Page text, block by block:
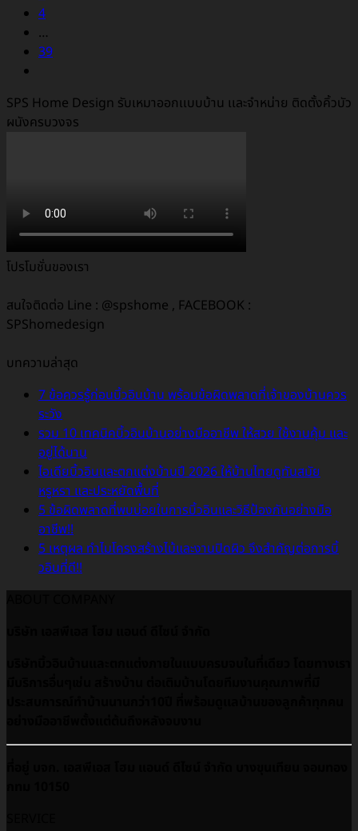
4
…
39
SPS Home Design รับเหมาออกเเบบบ้าน เเละจำหน่าย ติดตั้งคิ้วบัว
ผนังครบวงจร
โปรโมชั่นของเรา
สนใจติดต่อ Line : @spshome , FACEBOOK :
SPShomedesign
บทความล่าสุด
7 ข้อควรรู้ก่อนบิ้วอินบ้าน พร้อมข้อผิดพลาดที่เจ้าของบ้านควร
ระวัง
รวม 10 เทคนิคบิ้วอินบ้านอย่างมืออาชีพ ให้สวย ใช้งานคุ้ม และ
อยู่ได้นาน
ไอเดียบิ้วอินและตกแต่งบ้านปี 2026 ให้บ้านไทยดูทันสมัย
หรูหรา และประหยัดพื้นที่
5 ข้อผิดพลาดที่พบบ่อยในการบิ้วอินและวิธีป้องกันอย่างมือ
อาชีพ!!
5 เหตุผล ทำไมโครงสร้างไม้และงานปิดผิว จึงสำคัญต่อการบิ้
วอินที่ดี!!